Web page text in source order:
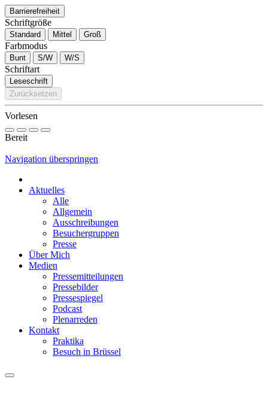
Barrierefreiheit
Schriftgröße
Standard Mittel Groß
Farbmodus
Bunt S/W W/S
Schriftart
Leseschrift
Zurücksetzen
Vorlesen
Bereit
Navigation überspringen
Aktuelles
Alle
Allgemein
Ausschreibungen
Besuchergruppen
Presse
Über Mich
Medien
Pressemitteilungen
Pressebilder
Pressespiegel
Podcast
Plenarreden
Kontakt
Praktika
Besuch in Brüssel